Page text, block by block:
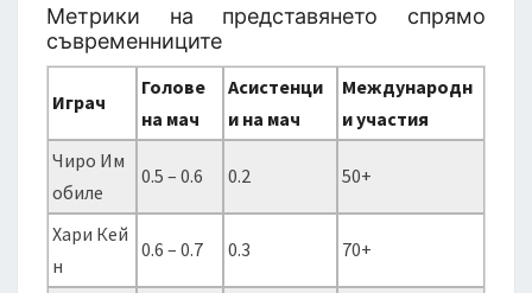
Метрики на представянето спрямо
съвременниците
Играч
Голове
на мач
Асистенци
и на мач
Международн
и участия
Чиро Им
обиле
0.5 – 0.6 0.2 50+
Хари Кей
н
0.6 – 0.7 0.3 70+